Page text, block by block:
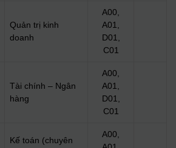
Quản trị kinh
doanh
A00,
A01,
D01,
C01
Tài chính – Ngân
hàng
A00,
A01,
D01,
C01
Kế toán (chuyên
A00,